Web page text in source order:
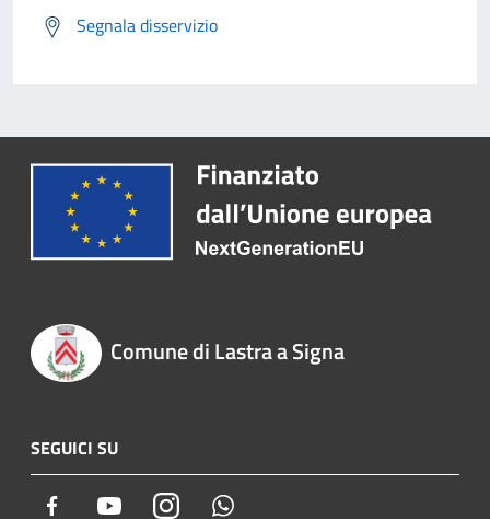
Segnala disservizio
Comune di Lastra a Signa
SEGUICI SU
Facebook YoutubeInstagram